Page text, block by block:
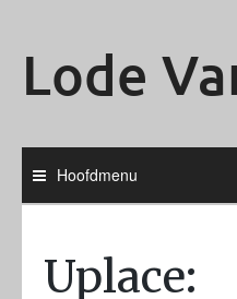
Lode
Hoofdmenu
Uplace: